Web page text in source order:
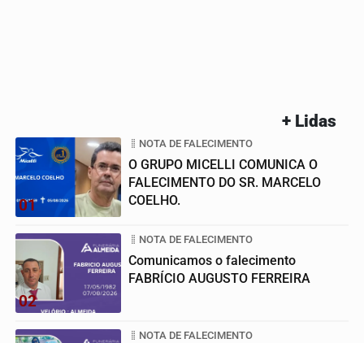
+ Lidas
01
NOTA DE FALECIMENTO
O GRUPO MICELLI COMUNICA O
FALECIMENTO DO SR. MARCELO
COELHO.
02
NOTA DE FALECIMENTO
Comunicamos o falecimento
FABRÍCIO AUGUSTO FERREIRA
NOTA DE FALECIMENTO